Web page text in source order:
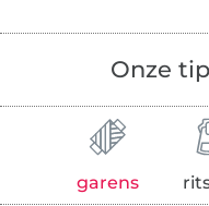
Onze
garens